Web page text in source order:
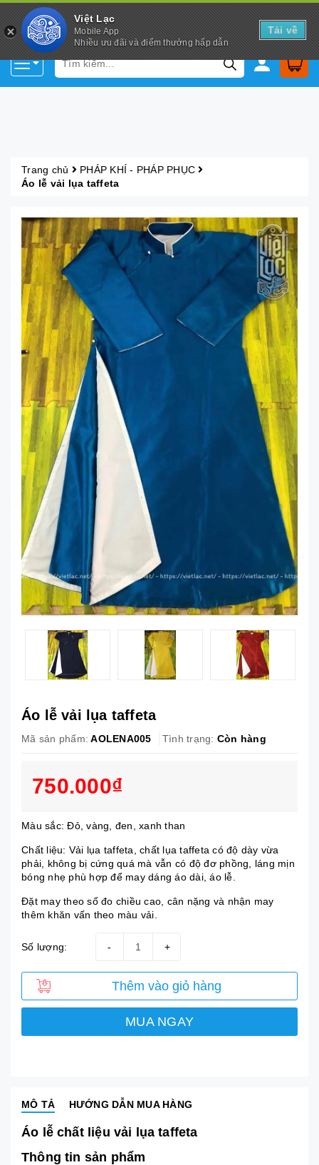
Việt Lạc
Mobile App
Nhiều ưu đãi và điểm thưởng hấp dẫn
Tải về
Trang chủ
PHÁP KHÍ - PHÁP PHỤC
Áo lễ vải lụa taffeta
Áo lễ vải lụa taffeta
Mã sản phẩm: AOLENA005 Tình trạng: Còn hàng
750.000₫
Màu sắc: Đỏ, vàng, đen, xanh than
Chất liệu: Vải lụa taffeta, chất lụa taffeta có độ dày vừa
phải, không bị cứng quá mà vẫn có độ đơ phồng, láng mịn
bóng nhẹ phù hợp để may dáng áo dài, áo lễ.
Đặt may theo số đo chiều cao, cân nặng và nhận may
thêm khăn vấn theo màu vải.
Số lượng: +
-
Thêm vào giỏ hàng
MUA NGAY
MÔ TẢ HƯỚNG DẪN MUA HÀNG
Áo lễ chất liệu vải lụa taffeta
Thông tin sản phẩm